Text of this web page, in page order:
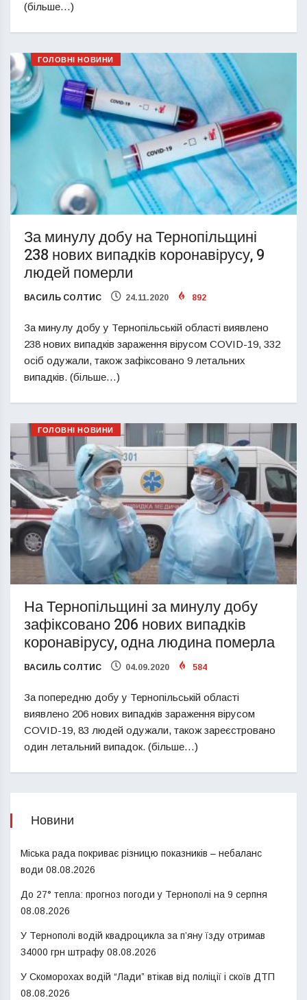
(більше…)
ГОЛОВНІ НОВИНИ
За минулу добу на Тернопільщині
238 нових випадків коронавірусу, 9
людей померли
ВАСИЛЬ СОЛТИС 24.11.2020 892
За минулу добу у Тернопільській області виявлено
238 нових випадків зараження вірусом COVID-19, 332
осіб одужали, також зафіксовано 9 летальних
випадків. (більше…)
ГОЛОВНІ НОВИНИ
На Тернопільщині за минулу добу
зафіксовано 206 нових випадків
коронавірусу, одна людина померла
ВАСИЛЬ СОЛТИС 04.09.2020 584
За попередню добу у Тернопільській області
виявлено 206 нових випадків зараження вірусом
COVID-19, 83 людей одужали, також зареєстровано
один летальний випадок. (більше…)
Новини
Міська рада покриває різницю показників – небаланс
води 08.08.2026
До 27° тепла: прогноз погоди у Тернополі на 9 серпня
08.08.2026
У Тернополі водій квадроцикла за п’яну їзду отримав
34000 грн штрафу 08.08.2026
У Скоморохах водій “Лади” втікав від поліції і скоїв ДТП
08.08.2026